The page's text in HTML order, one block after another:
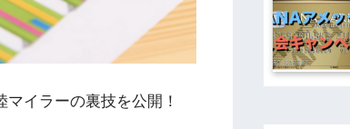
イラーの裏技を公開！